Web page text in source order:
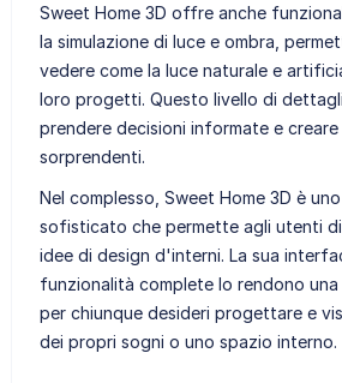
Sweet Home 3D offre anche
la simulazione di luce e ombra,
vedere come la luce naturale e
loro progetti. Questo livello di
prendere decisioni informate e
sorprendenti.
Nel complesso, Sweet Home 3D è
sofisticato che permette agli utenti
idee di design d'interni. La sua
funzionalità complete lo rendono una
per chiunque desideri progettare e
dei propri sogni o uno spazio interno.